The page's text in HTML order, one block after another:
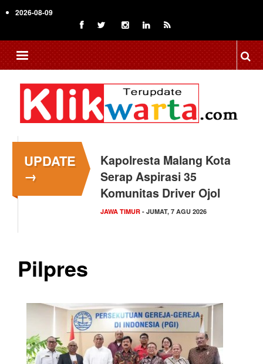
to
content
2026-08-09
UPDATE
→
Kapolresta Malang Kota
Serap Aspirasi 35
Komunitas Driver Ojol
JAWA TIMUR - JUMAT, 7 AGU 2026
Pilpres